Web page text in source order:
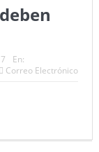
En:
Correo Electrónico